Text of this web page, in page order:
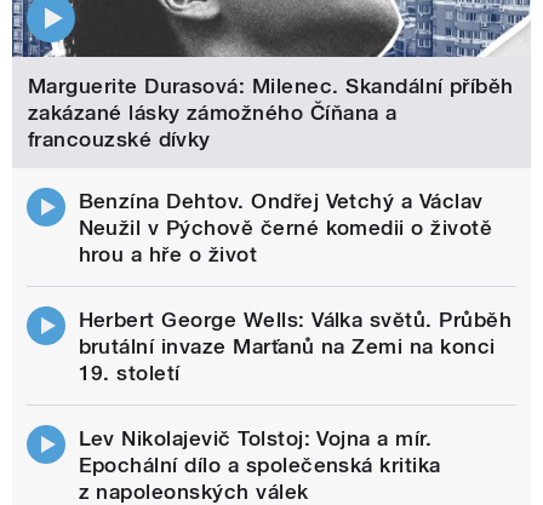
Marguerite Durasová: Milenec. Skandální příběh
zakázané lásky zámožného Číňana a
francouzské dívky
Benzína Dehtov. Ondřej Vetchý a Václav
Neužil v Pýchově černé komedii o životě
hrou a hře o život
Herbert George Wells: Válka světů. Průběh
brutální invaze Marťanů na Zemi na konci
19. století
Lev Nikolajevič Tolstoj: Vojna a mír.
Epochální dílo a společenská kritika
z napoleonských válek